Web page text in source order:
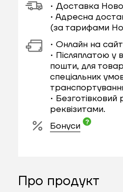
• Доставка
• Адресна
(за тарифами
• Онлайн на
• Післяплатою у
пошти, для
спеціальних
•
реквізитами.
Бонуси
Про продукт